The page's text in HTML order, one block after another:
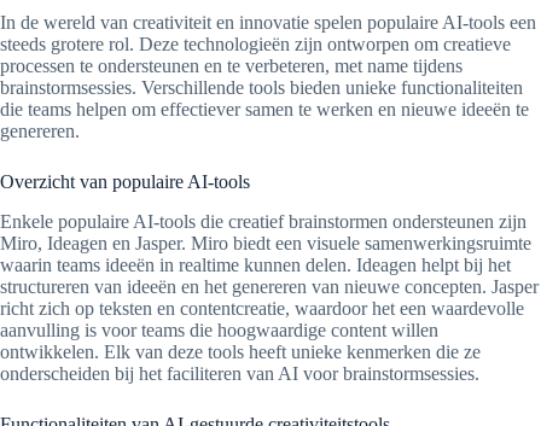
In de wereld van creativiteit en innovatie spelen populaire AI-tools een
steeds grotere rol. Deze technologieën zijn ontworpen om creatieve
processen te ondersteunen en te verbeteren, met name tijdens
brainstormsessies. Verschillende tools bieden unieke functionaliteiten
die teams helpen om effectiever samen te werken en nieuwe ideeën te
genereren.
Overzicht van populaire AI-tools
Enkele populaire AI-tools die creatief brainstormen ondersteunen zijn
Miro, Ideagen en Jasper. Miro biedt een visuele samenwerkingsruimte
waarin teams ideeën in realtime kunnen delen. Ideagen helpt bij het
structureren van ideeën en het genereren van nieuwe concepten. Jasper
richt zich op teksten en contentcreatie, waardoor het een waardevolle
aanvulling is voor teams die hoogwaardige content willen
ontwikkelen. Elk van deze tools heeft unieke kenmerken die ze
onderscheiden bij het faciliteren van AI voor brainstormsessies.